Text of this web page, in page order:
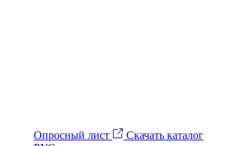
Опросный лист
Скачать каталог